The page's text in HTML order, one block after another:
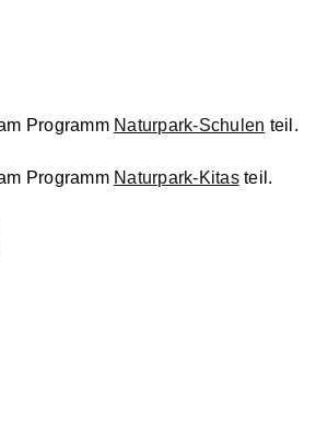
Programm Naturpark-Schulen teil.
Programm Naturpark-Kitasteil.